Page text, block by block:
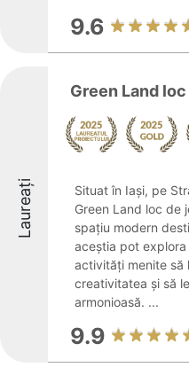
9.6
Laureați
Green Land
Situat în Iași, pe
Green Land loc de
spațiu modern
aceștia pot
activități menite să
creativitatea și să
armonioasă. ...
9.9